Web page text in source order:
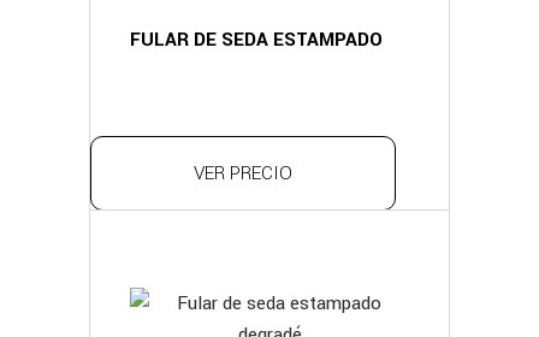
FULAR DE SEDA ESTAMPADO
VER PRECIO